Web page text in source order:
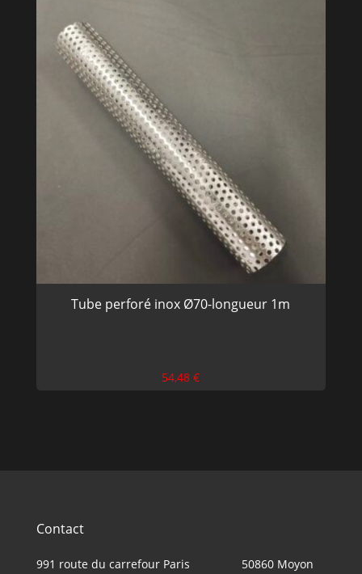
Tube perforé inox Ø70-longueur 1m
54,48€
Contact
991 route du carrefour Paris 50860 Moyon